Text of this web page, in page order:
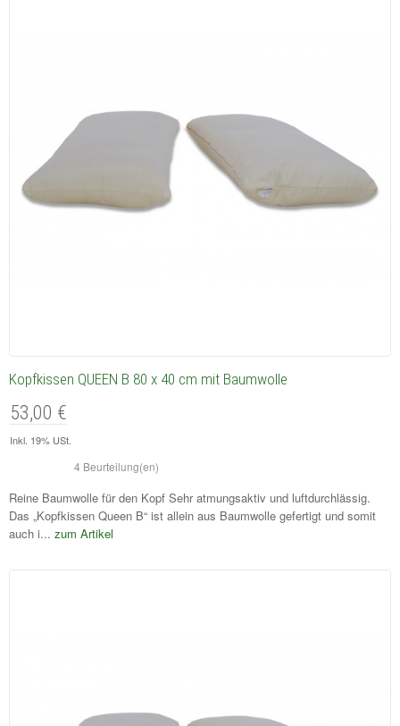
Kopfkissen QUEEN B 80 x 40 cm mit Baumwolle
53,00 €
Inkl. 19% USt.
4 Beurteilung(en)
Reine Baumwolle für den Kopf Sehr atmungsaktiv und luftdurchlässig.
Das „Kopfkissen Queen B“ ist allein aus Baumwolle gefertigt und somit
auch i... zum Artikel